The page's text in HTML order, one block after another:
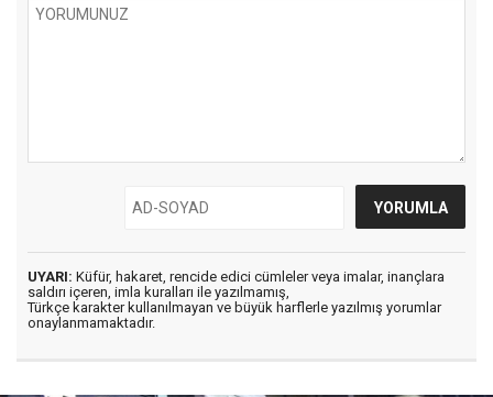
UYARI: Küfür, hakaret, rencide edici cümleler veya imalar, inançlara
saldırı içeren, imla kuralları ile yazılmamış,
Türkçe karakter kullanılmayan ve büyük harflerle yazılmış yorumlar
onaylanmamaktadır.